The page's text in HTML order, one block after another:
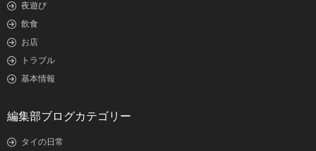
夜遊び
飲食
お店
トラブル
基本情報
編集部ブログカテゴリー
タイの日常